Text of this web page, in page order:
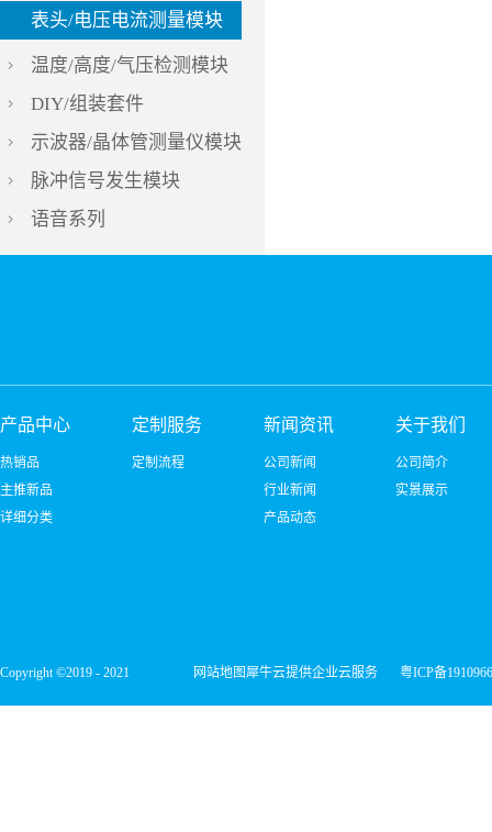
表头/电压电流测量模块
温度/高度/气压检测模块
DIY/组装套件
示波器/晶体管测量仪模块
脉冲信号发生模块
语音系列
产品中心
热销品
主推新品
详细分类
定制服务
定制流程
新闻资讯
公司新闻
行业新闻
产品动态
关于我们
公司简介
实景展示
Copyright ©2019 - 2021 网站地图犀牛云提供企业云服务 粤ICP备